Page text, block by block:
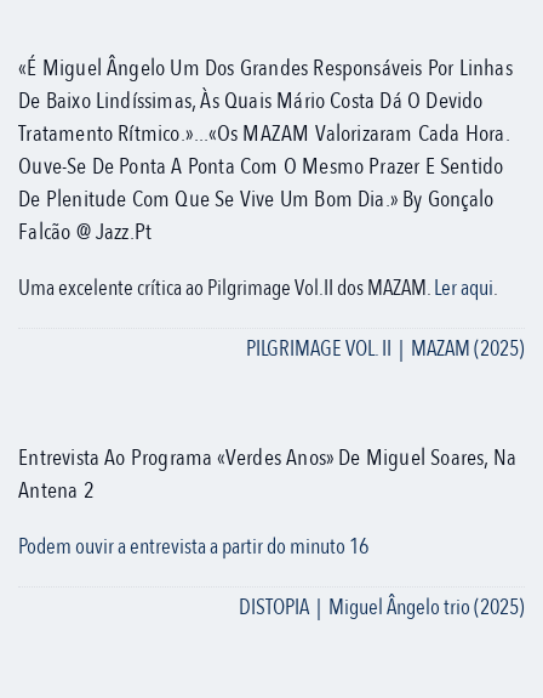
«É Miguel Ângelo Um Dos Grandes Responsáveis Por Linhas
De Baixo Lindíssimas, Às Quais Mário Costa Dá O Devido
Tratamento Rítmico.»...«Os MAZAM Valorizaram Cada Hora.
Ouve-Se De Ponta A Ponta Com O Mesmo Prazer E Sentido
De Plenitude Com Que Se Vive Um Bom Dia.» By Gonçalo
Falcão @ Jazz.pt
Uma excelente crítica ao Pilgrimage Vol.II dos MAZAM.Ler aqui.
PILGRIMAGE VOL. II | MAZAM (2025)
Entrevista Ao Programa «Verdes Anos» De Miguel Soares, Na
Antena 2
Podem ouvir a entrevista a partir do minuto 16
DISTOPIA | Miguel Ângelo trio (2025)